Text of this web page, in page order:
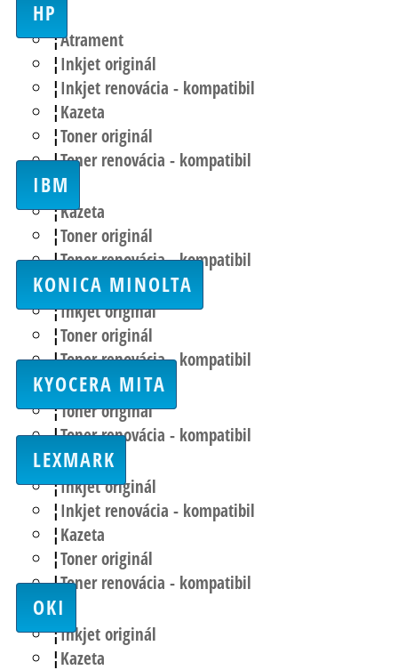
HP
Atrament
Inkjet originál
Inkjet renovácia - kompatibil
Kazeta
Toner originál
Toner renovácia - kompatibil
IBM
Kazeta
Toner originál
Toner renovácia - kompatibil
KONICA MINOLTA
Inkjet originál
Toner originál
Toner renovácia - kompatibil
KYOCERA MITA
Toner originál
Toner renovácia - kompatibil
LEXMARK
Inkjet originál
Inkjet renovácia - kompatibil
Kazeta
Toner originál
Toner renovácia - kompatibil
OKI
Inkjet originál
Kazeta